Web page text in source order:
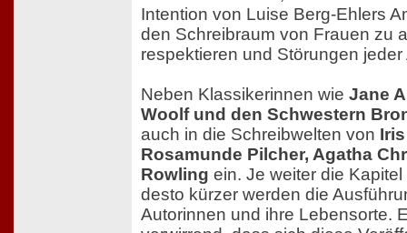
Intention von Luise Berg-Ehlers
den Schreibraum von Frauen zu
respektieren und Störungen
Neben Klassikerinnen wie Jane
Woolf und den Schwestern
auch in die Schreibwelten von
Rosamunde Pilcher, Agatha
Rowling ein. Je weiter die
desto kürzer werden die
Autorinnen und ihre Lebensorte.